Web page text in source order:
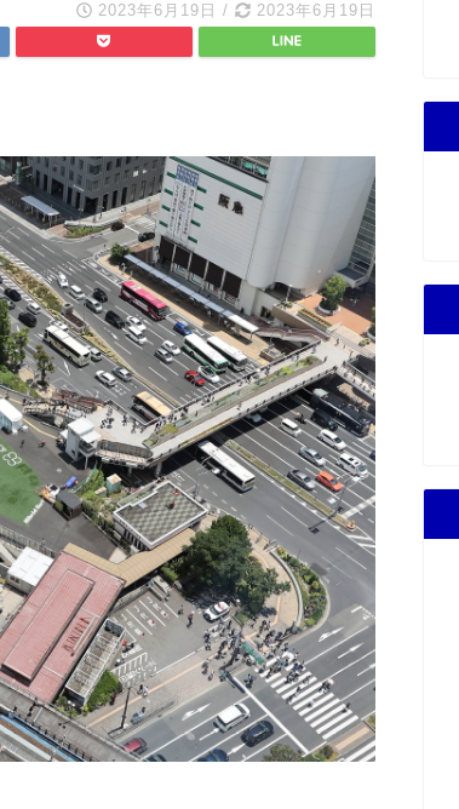
2023年6月19日 / 2023年6月19日